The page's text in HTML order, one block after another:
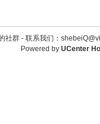
社群 - 联系我们：
Powered by UCenter